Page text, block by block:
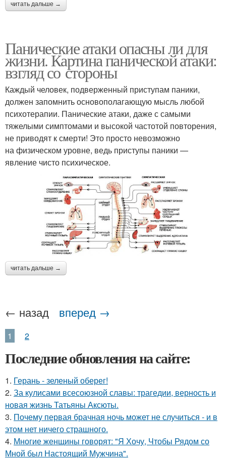
читать дальше →
Панические атаки опасны ли для
жизни. Картина панической атаки:
взгляд со стороны
Каждый человек, подверженный приступам паники,
должен запомнить основополагающую мысль любой
психотерапии. Панические атаки, даже с самыми
тяжелыми симптомами и высокой частотой повторения,
не приводят к смерти! Это просто невозможно
на физическом уровне, ведь приступы паники —
явление чисто психическое.
читать дальше →
← назад вперед →
1 2
Последние обновления на сайте:
1. Герань - зеленый оберег!
2. За кулисами всесоюзной славы: трагедии, верность и
новая жизнь Татьяны Аксюты.
3. Почему первая брачная ночь может не случиться - и в
этом нет ничего страшного.
4. Многие женщины говорят: "Я Хочу, Чтобы Рядом со
Мной был Настоящий Мужчина".